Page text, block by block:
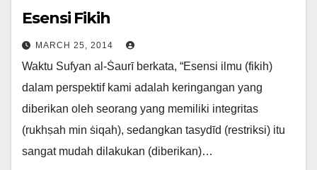
Esensi Fikih
MARCH 25, 2014
Waktu Sufyan al-Ṡaurī berkata, “Esensi ilmu (fikih)
dalam perspektif kami adalah keringangan yang
diberikan oleh seorang yang memiliki integritas
(rukhṣah min ṡiqah), sedangkan tasydīd (restriksi) itu
sangat mudah dilakukan (diberikan)…